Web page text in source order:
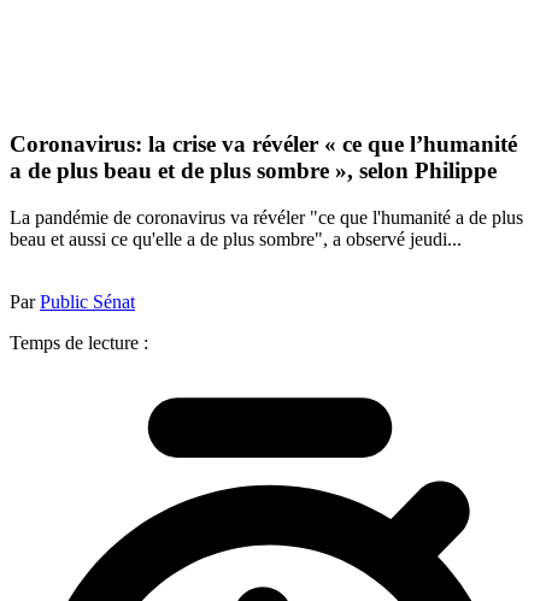
Coronavirus: la crise va révéler « ce que l’humanité
a de plus beau et de plus sombre », selon Philippe
La pandémie de coronavirus va révéler "ce que l'humanité a de plus
beau et aussi ce qu'elle a de plus sombre", a observé jeudi...
ParPublic Sénat
Temps de lecture :